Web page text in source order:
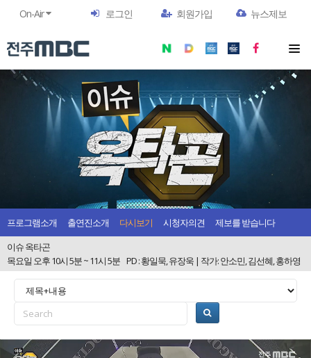
On-Air 로그인 회원가입 뉴스제보
프로그램소개 출연진소개 다시보기 시청자의견
제보를 받습니다
이슈 옥타곤
목요일 오후 10시 5분 ~ 11시 5분 PD : 황일묵, 유장욱 | 작가: 안소민, 김선혜, 홍하영